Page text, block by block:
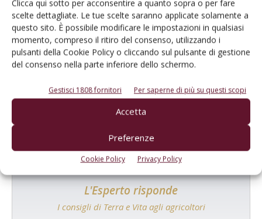
Clicca qui sotto per acconsentire a quanto sopra o per fare
scelte dettagliate. Le tue scelte saranno applicate solamente a
questo sito. È possibile modificare le impostazioni in qualsiasi
momento, compreso il ritiro del consenso, utilizzando i
pulsanti della Cookie Policy o cliccando sul pulsante di gestione
del consenso nella parte inferiore dello schermo.
Gestisci 1808 fornitori Per saperne di più su questi scopi
Accetta
Preferenze
Cookie Policy Privacy Policy
Catalogo Aziende e Prodotti
Un modo semplice per cercare un'azienda o un
prodotto!
L'Esperto risponde
I consigli di Terra e Vita agli agricoltori